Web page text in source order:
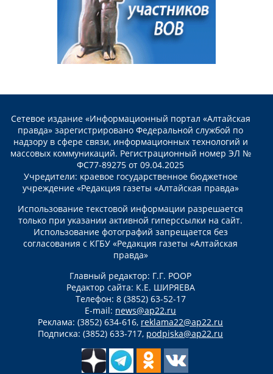
Сетевое издание «Информационный портал «Алтайская
правда» зарегистрировано Федеральной службой по
надзору в сфере связи, информационных технологий и
массовых коммуникаций. Регистрационный номер ЭЛ №
ФС77-89275 от 09.04.2025
Учредители: краевое государственное бюджетное
учреждение «Редакция газеты «Алтайская правда»
Использование текстовой информации разрешается
только при указании активной гиперссылки на сайт.
Использование фотографий запрещается без
согласования с КГБУ «Редакция газеты «Алтайская
правда»
Главный редактор: Г.Г. РООР
Редактор сайта: К.Е. ШИРЯЕВА
Телефон: 8 (3852) 63-52-17
E-mail: news@ap22.ru
Реклама: (3852) 634-616, reklama22@ap22.ru
Подписка: (3852) 633-717, podpiska@ap22.ru